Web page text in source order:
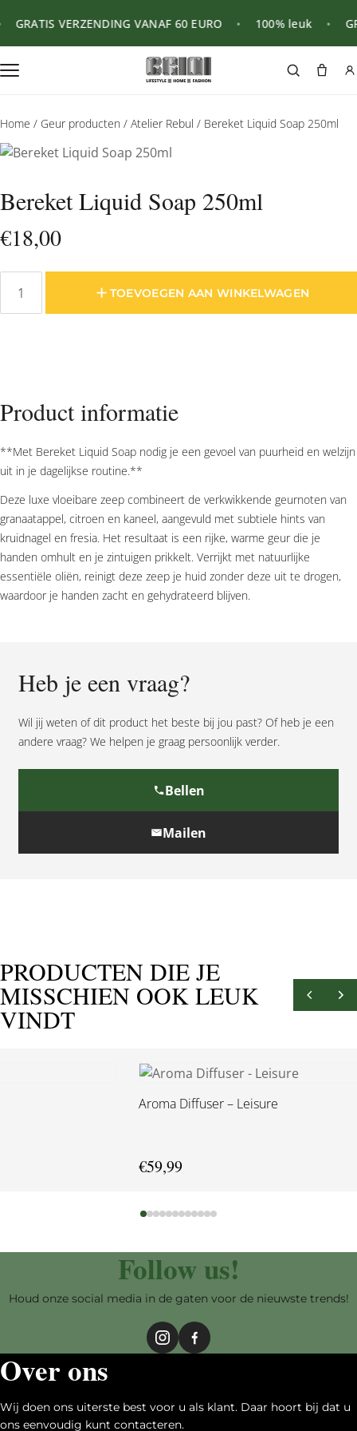
GRATIS VERZENDING VANAF 60 EURO 100% leuk
Home / Geur producten / Atelier Rebul / Bereket Liquid Soap 250ml
Bereket Liquid Soap 250ml
€18,00
Bereket
TOEVOEGEN AAN WINKELWAGEN
Product informatie
**Met Bereket Liquid Soap nodig je een gevoel van puurheid en welzijn
uit in je dagelijkse routine.**
Deze luxe vloeibare zeep combineert de verkwikkende geurnoten van
granaatappel, citroen en kaneel, aangevuld met subtiele hints van
kruidnagel en fresia. Het resultaat is een rijke, warme geur die je
handen omhult en je zintuigen prikkelt. Verrijkt met natuurlijke
essentiële oliën, reinigt deze zeep je huid zonder deze uit te drogen,
waardoor je handen zacht en gehydrateerd blijven.
Heb je een vraag?
Wil jij weten of dit product het beste bij jou past? Of heb je een
andere vraag? We helpen je graag persoonlijk verder.
Bellen
Mailen
PRODUCTEN DIE JE
MISSCHIEN OOK LEUK
VINDT
Aroma Diffuser – Leisure
€59,99
Follow us!
Houd onze social media in de gaten voor de nieuwste trends!
Over ons
Wij doen ons uiterste best voor u als klant. Daar hoort bij dat u
ons eenvoudig kunt contacteren.